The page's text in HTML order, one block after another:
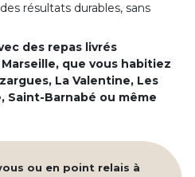
résultats durables, sans
des repas livrés
que vous habitiez
La Valentine, Les
Saint-Barnabé ou même
ou en point relais à